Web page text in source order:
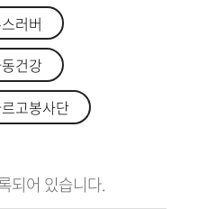
러버
건강
고봉사단
되어 있습니다.